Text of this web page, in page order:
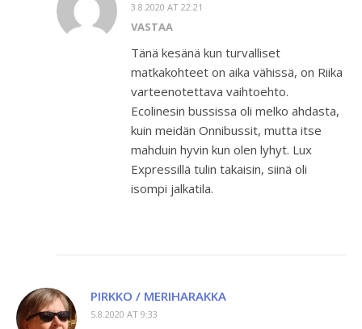
3.8.2020 AT 22:21
VASTAA
Tänä kesänä kun turvalliset
matkakohteet on aika vähissä, on Riika
varteenotettava vaihtoehto.
Ecolinesin bussissa oli melko ahdasta,
kuin meidän Onnibussit, mutta itse
mahduin hyvin kun olen lyhyt. Lux
Expressillä tulin takaisin, siinä oli
isompi jalkatila.
PIRKKO / MERIHARAKKA
5.8.2020 AT 9:33